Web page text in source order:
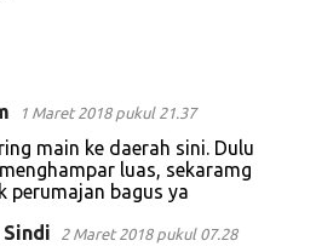
1 Maret 2018 pukul 21.37
main ke daerah sini. Dulu
luas, sekaramg
perumajan bagus ya
2 Maret 2018 pukul 07.28